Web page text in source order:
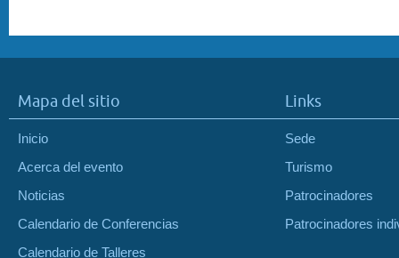
Mapa del sitio
Inicio
Acerca del evento
Noticias
Calendario de Conferencias
Calendario de Talleres
Links
Sede
Turismo
Patrocinadores
Patrocinadores